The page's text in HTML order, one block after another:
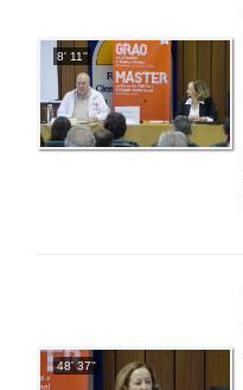
8' 11''
48' 37''